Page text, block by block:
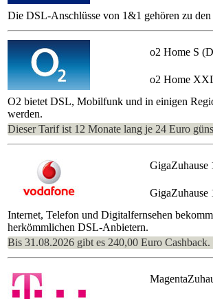
Die DSL-Anschlüsse von 1&1 gehören zu
o2 Home S
o2 Home
O2 bietet DSL, Mobilfunk und in einigen
werden.
Dieser Tarif ist 12 Monate lang je 24 Euro
GigaZuhause
GigaZuhause
Internet, Telefon und Digitalfernsehen
herkömmlichen DSL-Anbietern.
Bis 31.08.2026 gibt es 240,00 Euro Cashback.